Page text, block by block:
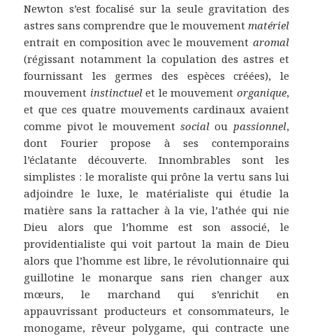
Newton s’est focalisé sur la seule gravitation des
astres sans comprendre que le mouvement matériel
entrait en composition avec le mouvement aromal
(régissant notamment la copulation des astres et
fournissant les germes des espèces créées), le
mouvement instinctuelet le mouvement organique,
et que ces quatre mouvements cardinaux avaient
comme pivot le mouvementsocialou passionnel,
dont Fourier propose à ses contemporains
l’éclatante découverte. Innombrables sont les
simplistes : le moraliste qui prône la vertu sans lui
adjoindre le luxe, le matérialiste qui étudie la
matière sans la rattacher à la vie, l’athée qui nie
Dieu alors que l’homme est son associé, le
providentialiste qui voit partout la main de Dieu
alors que l’homme est libre, le révolutionnaire qui
guillotine le monarque sans rien changer aux
mœurs, le marchand qui s’enrichit en
appauvrissant producteurs et consommateurs, le
monogame, rêveur polygame, qui contracte une